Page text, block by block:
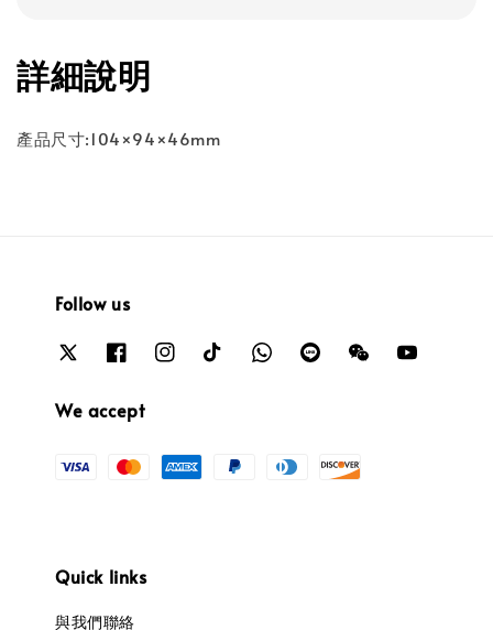
詳細說明
產品尺寸:104×94×46mm
Follow us
We accept
Quick links
與我們聯絡